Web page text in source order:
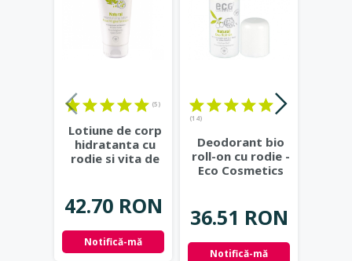
(5)
Lotiune de corp
hidratanta cu
rodie si vita de
42.70 RON
Notifică-mă
(14)
Deodorant bio
roll-on cu rodie -
Eco Cosmetics
36.51 RON
Notifică-mă